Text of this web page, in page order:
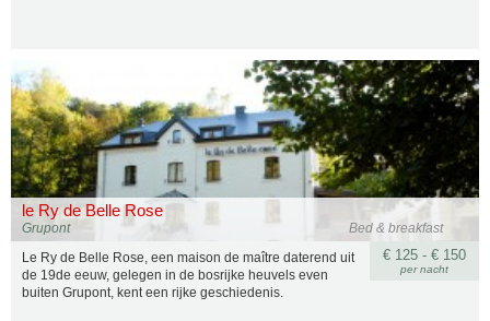
le Ry de Belle Rose
Bed & breakfast
Grupont
€ 125 - € 150
per nacht
Le Ry de Belle Rose, een maison de maître daterend uit
de 19de eeuw, gelegen in de bosrijke heuvels even
buiten Grupont, kent een rijke geschiedenis.